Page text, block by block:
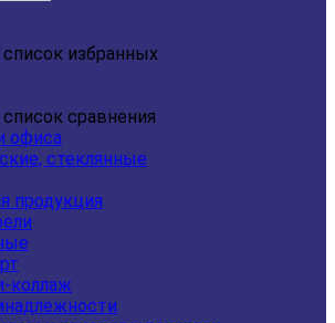
избранных
сравнения
офиса
стеклянные
продукция
коллаж